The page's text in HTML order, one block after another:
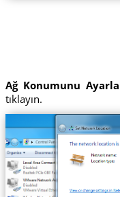
Ağ Konumunu Ayarla
tıklayın.